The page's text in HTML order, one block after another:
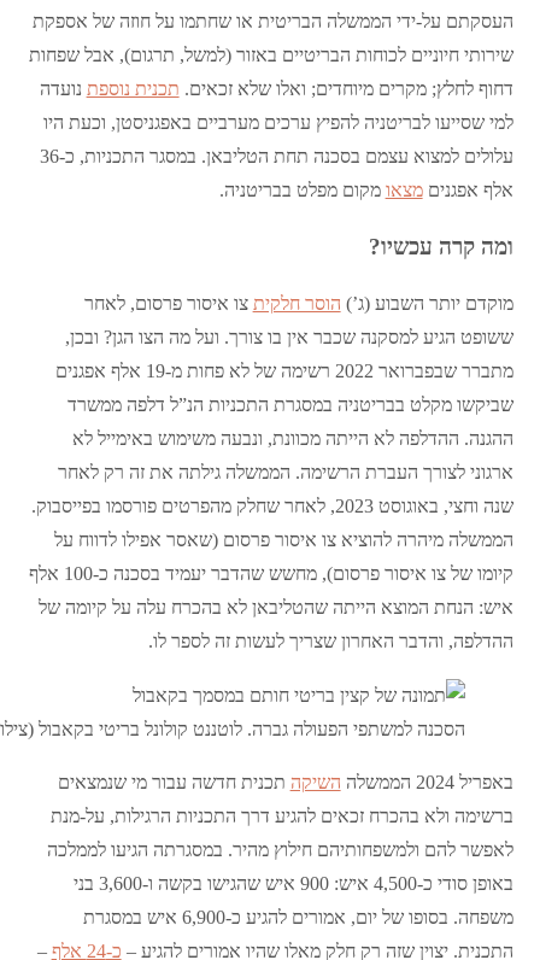
העסקתם על-ידי הממשלה הבריטית או שחתמו על חוזה של אספקת
שירותי חיוניים לכוחות הבריטיים באזור (למשל, תרגום), אבל שפחות
דחוף לחלץ; מקרים מיוחדים; ואלו שלא זכאים. תכנית נוספת נועדה
למי שסייעו לבריטניה להפיץ ערכים מערביים באפגניסטן, וכעת היו
עלולים למצוא עצמם בסכנה תחת הטליבאן. במסגר התכניות, כ-36
אלף אפגניםמצאו מקום מפלט בבריטניה.
ומה קרה עכשיו?
מוקדם יותר השבוע (ג’) הוסר חלקית צו איסור פרסום, לאחר
ששופט הגיע למסקנה שכבר אין בו צורך. ועל מה הצו הגן? ובכן,
מתברר שבפברואר 2022 רשימה של לא פחות מ-19 אלף אפגנים
שביקשו מקלט בבריטניה במסגרת התכניות הנ”ל דלפה ממשרד
ההגנה. ההדלפה לא הייתה מכוונת, ונבעה משימוש באימייל לא
ארגוני לצורך העברת הרשימה. הממשלה גילתה את זה רק לאחר
שנה וחצי, באוגוסט 2023, לאחר שחלק מהפרטים פורסמו בפייסבוק.
הממשלה מיהרה להוציא צו איסור פרסום (שאסר אפילו לדווח על
קיומו של צו איסור פרסום), מחשש שהדבר יעמיד בסכנה כ-100 אלף
איש: הנחת המוצא הייתה שהטליבאן לא בהכרח עלה על קיומה של
ההדלפה, והדבר האחרון שצריך לעשות זה לספר לו.
הסכנה למשתפי הפעולה גברה. לוטננט קולונל בריטי בקאבול
באפריל 2024 הממשלה השיקה תכנית חדשה עבור מי שנמצאים
ברשימה ולא בהכרח זכאים להגיע דרך התכניות הרגילות, על-מנת
לאפשר להם ולמשפחותיהם חילוץ מהיר. במסגרתה הגיעו לממלכה
באופן סודי כ-4,500 איש: 900 איש שהגישו בקשה ו-3,600 בני
משפחה. בסופו של יום, אמורים להגיע כ-6,900 איש במסגרת
התכנית. יצוין שזה רק חלק מאלו שהיו אמורים להגיע – כ-24 אלף –